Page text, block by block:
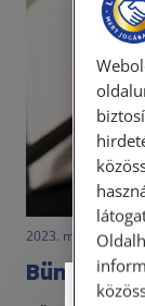
2023. március 14.